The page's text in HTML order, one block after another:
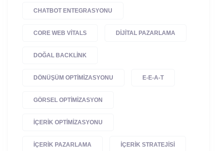
CHATBOT ENTEGRASYONU
CORE WEB VITALS DIJITAL PAZARLAMA
DOĞAL BACKLINK
DÖNÜŞÜM OPTIMIZASYONU E-E-A-T
GÖRSEL OPTIMIZASYON
IÇERIK OPTIMIZASYONU
IÇERIK PAZARLAMA IÇERIK STRATEJISI